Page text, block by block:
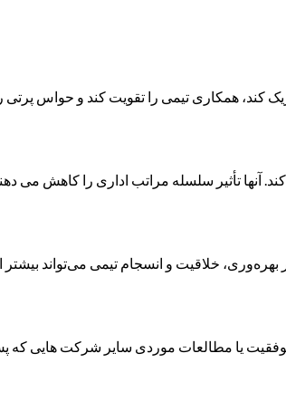
کند، همکاری تیمی را تقویت کند و حواس
تأثیر سلسله مراتب اداری را کاهش می
خلاقیت و انسجام تیمی می‌تواند
موفقیت یا مطالعات موردی سایر شرکت هایی که